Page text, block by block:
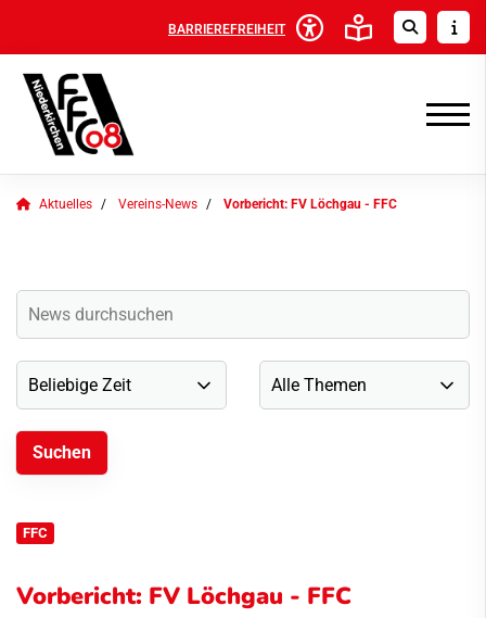
BARRIEREFREIHEIT
Aktuelles Vereins-News Vorbericht: FV Löchgau - FFC
FFC
Vorbericht: FV Löchgau - FFC